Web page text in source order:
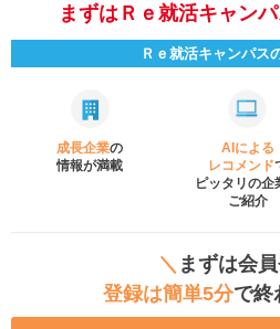
まずはＲｅ就活キャン
Ｒｅ就活キャンパス
成長企業の
情報が満載
AIによる
レコメンド
ピッタリの企
ご紹介
＼ まずは会員
登録は簡単5分で終